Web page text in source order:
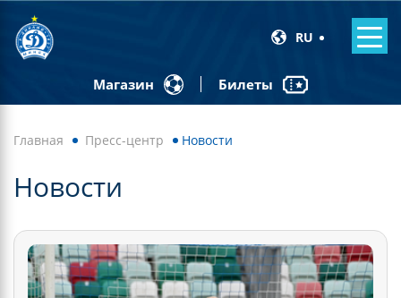
RU
Магазин Билеты
Главная Пресс-центр Новости
Новости